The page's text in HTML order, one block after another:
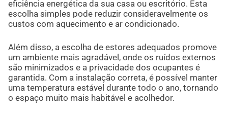
eficiência energética da sua casa ou escritório. Esta
escolha simples pode reduzir consideravelmente os
custos com aquecimento e ar condicionado.
Além disso, a escolha de estores adequados promove
um ambiente mais agradável, onde os ruídos externos
são minimizados e a privacidade dos ocupantes é
garantida. Com a instalação correta, é possível manter
uma temperatura estável durante todo o ano, tornando
o espaço muito mais habitável e acolhedor.